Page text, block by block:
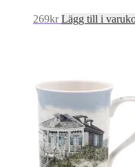
269kr Lägg till i